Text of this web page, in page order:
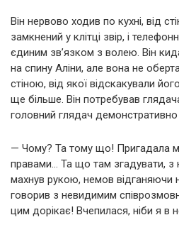
Він нервово ходив по кухні, від
замкнений у клітці звір, і
єдиним зв’язком з волею. Він
на спину Аліни, але вона не
стіною, від якої відскакували
ще більше. Він потребував
головний глядач демонстративно
— Чому? Та тому що! Пригадала
правами… Та що там згадувати, з
махнув рукою, немов відганяючи
говорив з невидимим
цим дорікає! Вчепилася, ніби я в